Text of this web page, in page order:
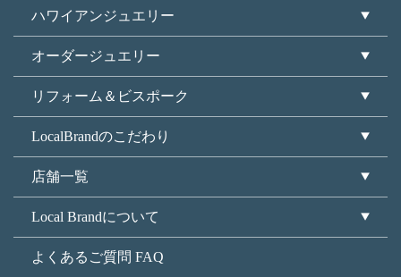
ハワイアンジュエリー
オーダージュエリー
リフォーム＆ビスポーク
LocalBrandのこだわり
店舗一覧
Local Brandについて
よくあるご質問 FAQ